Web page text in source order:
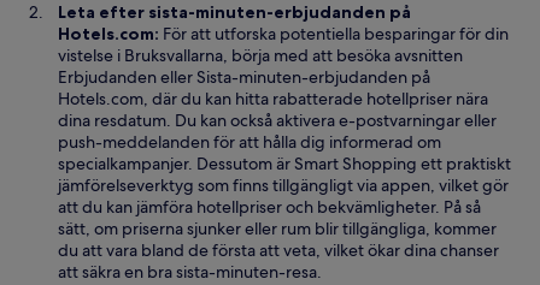
Leta efter sista-minuten-erbjudanden på
Hotels.com: För att utforska potentiella besparingar för din
vistelse i Bruksvallarna, börja med att besöka avsnitten
ErbjudandenÖ
p
p
n
a
s
i
e
t
t
eller Sista-minuten-erbjudanden på
Hotels.com, där du kan hitta rabatterade hotellpriser nära
dina resdatum. Du kan också aktivera e-postvarningar eller
push-meddelanden för att hålla dig informerad om
specialkampanjer. Dessutom ärSmart Shopping Ö
p
p
n
a
ett praktiskt
jämförelseverktyg som finns tillgängligt via appen, vilket gör
att du kan jämföra hotellpriser och bekvämligheter. På så
sätt, om priserna sjunker eller rum blir tillgängliga, kommer
du att vara bland de första att veta, vilket ökar dina chanser
att säkra en bra sista-minuten-resa.